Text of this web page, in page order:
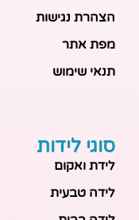
הצהרת נגישות
מפת אתר
תנאי שימוש
סוגי לידות
לידת ואקום
לידה טבעית